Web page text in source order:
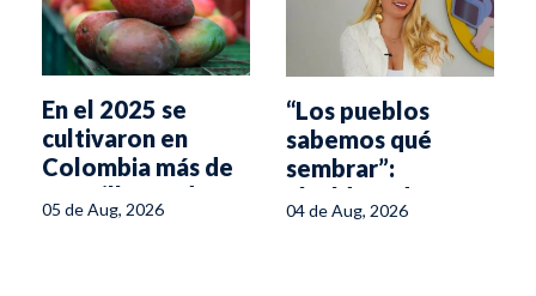
En el 2025 se
cultivaron en
Colombia más de
5,6 millones de
hectáreas
05 de Aug, 2026
“Los pueblos
sabemos qué
sembrar”:
alcaldesa de
Herveo sobre la
04 de Aug, 2026